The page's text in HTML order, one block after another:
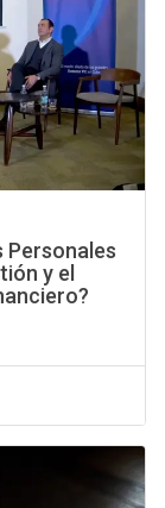
Personales
y el